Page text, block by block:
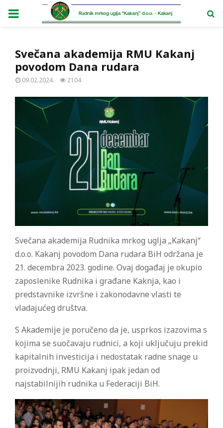
PRIMARY
Svečana akademija RMU Kakanj
povodom Dana rudara
09.02.2024. 2104
Svečana akademija Rudnika mrkog uglja „Kakanj“
d.o.o. Kakanj povodom Dana rudara BiH održana je
21. decembra 2023. godine. Ovaj događaj je okupio
zaposlenike Rudnika i građane Kaknja, kao i
predstavnike izvršne i zakonodavne vlasti te
vladajućeg društva.
S Akademije je poručeno da je, usprkos izazovima s
kojima se suočavaju rudnici, a koji uključuju prekid
kapitalnih investicija i nedostatak radne snage u
proizvodnji, RMU Kakanj ipak jedan od
najstabilnijih rudnika u Federaciji BiH.